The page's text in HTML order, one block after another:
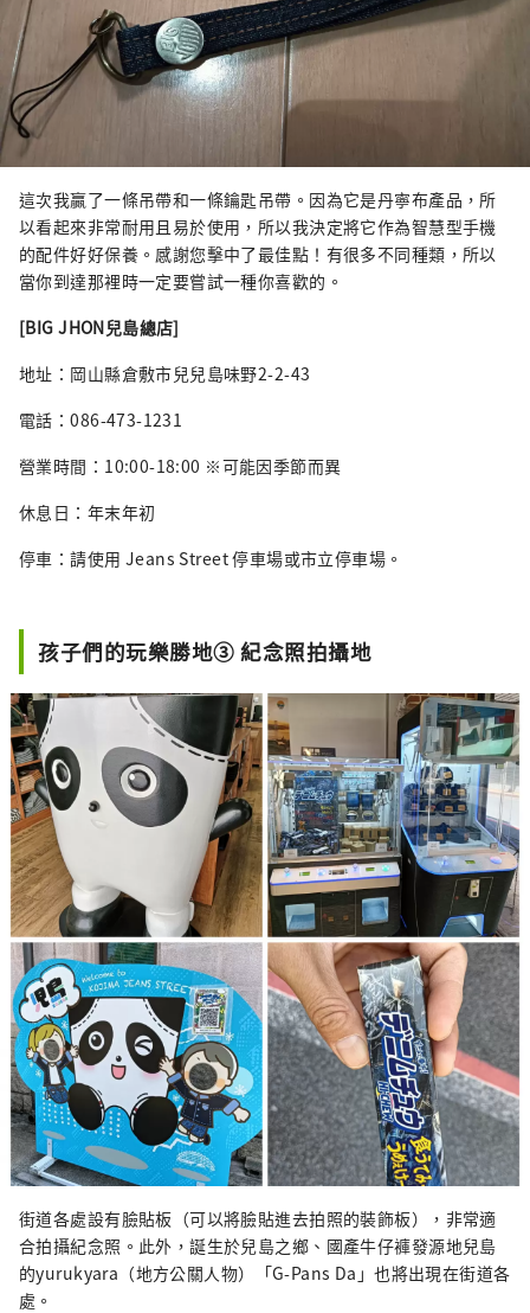
這次我贏了一條吊帶和一條鑰匙吊帶。因為它是丹寧布產品，所
以看起來非常耐用且易於使用，所以我決定將它作為智慧型手機
的配件好好保養。感謝您擊中了最佳點！有很多不同種類，所以
當你到達那裡時一定要嘗試一種你喜歡的。
[BIG JHON兒島總店]
地址：岡山縣倉敷市兒兒島味野2-2-43
電話：086-473-1231
營業時間：10:00-18:00 ※可能因季節而異
休息日：年末年初
停車：請使用 Jeans Street 停車場或市立停車場。
孩子們的玩樂勝地③ 紀念照拍攝地
街道各處設有臉貼板（可以將臉貼進去拍照的裝飾板），非常適
合拍攝紀念照。此外，誕生於兒島之鄉、國產牛仔褲發源地兒島
的yurukyara（地方公關人物）「G-Pans Da」也將出現在街道各
處。